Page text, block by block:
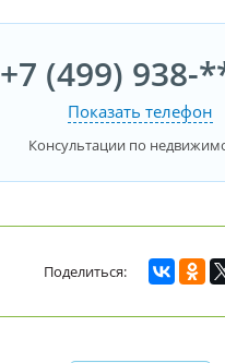
+7 (499) 938-
Показать телефон
Консультации по